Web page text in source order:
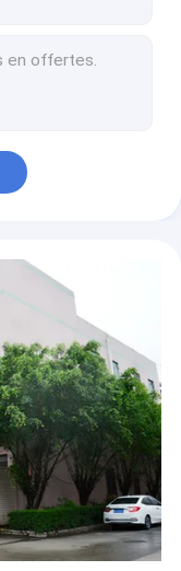
Plakband 100M/plakken
Hete Smelting
Hete het Lamineren Film
Film van TPU
Textielstof ISO9001